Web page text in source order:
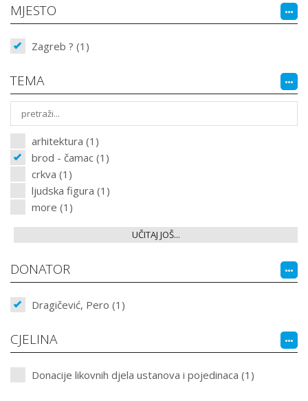
MJESTO
Zagreb ? (1)
TEMA
arhitektura (1)
brod - čamac (1)
crkva (1)
ljudska figura (1)
more (1)
UČITAJ JOŠ...
DONATOR
Dragičević, Pero (1)
CJELINA
Donacije likovnih djela ustanova i pojedinaca (1)